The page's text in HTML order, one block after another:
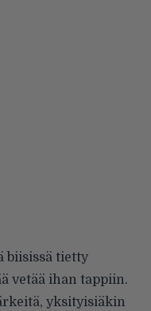
biisissä tietty
vetää ihan tappiin.
yksityisiäkin